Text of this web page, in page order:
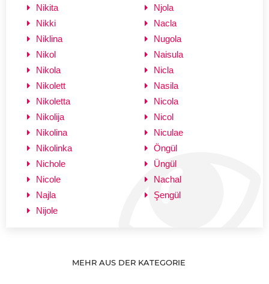
Nikita
Nikki
Niklina
Nikol
Nikola
Nikolett
Nikoletta
Nikolija
Nikolina
Nikolinka
Nichole
Nicole
Najla
Nijole
Njola
Nacla
Nugola
Naisula
Nicla
Nasila
Nicola
Nicol
Niculae
Öngül
Üngül
Nachal
Şengül
MEHR AUS DER KATEGORIE